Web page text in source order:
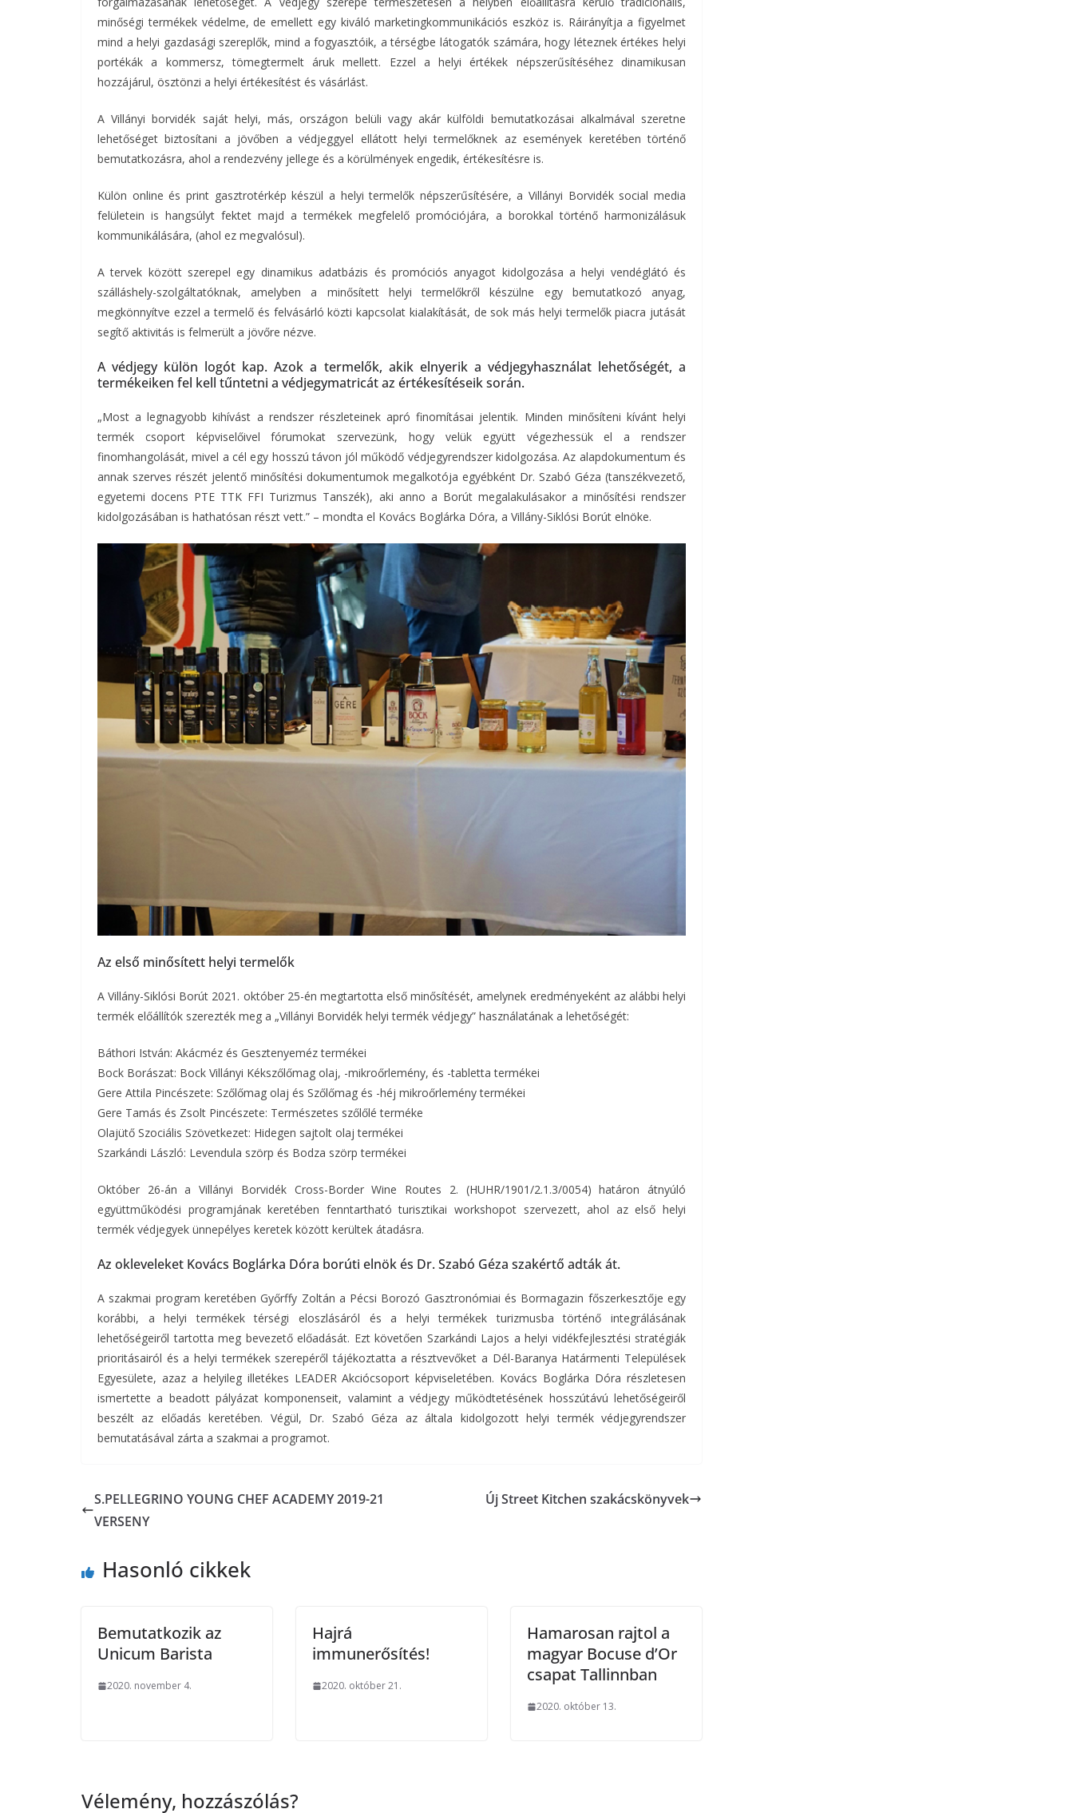
minőségi termékek védelme, de emellett egy kiváló marketingkommunikációs eszköz is. Ráirányítja a figyelmet
mind a helyi gazdasági szereplők, mind a fogyasztóik, a térségbe látogatók számára, hogy léteznek értékes helyi
portékák a kommersz, tömegtermelt áruk mellett. Ezzel a helyi értékek népszerűsítéséhez dinamikusan
hozzájárul, ösztönzi a helyi értékesítést és vásárlást.
A Villányi borvidék saját helyi, más, országon belüli vagy akár külföldi bemutatkozásai alkalmával szeretne
lehetőséget biztosítani a jövőben a védjeggyel ellátott helyi termelőknek az események keretében történő
bemutatkozásra, ahol a rendezvény jellege és a körülmények engedik, értékesítésre is.
Külön online és print gasztrotérkép készül a helyi termelők népszerűsítésére, a Villányi Borvidék social media
felületein is hangsúlyt fektet majd a termékek megfelelő promóciójára, a borokkal történő harmonizálásuk
kommunikálására, (ahol ez megvalósul).
A tervek között szerepel egy dinamikus adatbázis és promóciós anyagot kidolgozása a helyi vendéglátó és
szálláshely-szolgáltatóknak, amelyben a minősített helyi termelőkről készülne egy bemutatkozó anyag,
megkönnyítve ezzel a termelő és felvásárló közti kapcsolat kialakítását, de sok más helyi termelők piacra jutását
segítő aktivitás is felmerült a jövőre nézve.
A védjegy külön logót kap. Azok a termelők, akik elnyerik a védjegyhasználat lehetőségét, a
termékeiken fel kell tűntetni a védjegymatricát az értékesítéseik során.
„Most a legnagyobb kihívást a rendszer részleteinek apró finomításai jelentik. Minden minősíteni kívánt helyi
termék csoport képviselőivel fórumokat szervezünk, hogy velük együtt végezhessük el a rendszer
finomhangolását, mivel a cél egy hosszú távon jól működő védjegyrendszer kidolgozása. Az alapdokumentum és
annak szerves részét jelentő minősítési dokumentumok megalkotója egyébként Dr. Szabó Géza (tanszékvezető,
egyetemi docens PTE TTK FFI Turizmus Tanszék), aki anno a Borút megalakulásakor a minősítési rendszer
kidolgozásában is hathatósan részt vett.” – mondta el Kovács Boglárka Dóra, a Villány-Siklósi Borút elnöke.
Az első minősített helyi termelők
A Villány-Siklósi Borút 2021. október 25-én megtartotta első minősítését, amelynek eredményeként az alábbi helyi
termék előállítók szerezték meg a „Villányi Borvidék helyi termék védjegy” használatának a lehetőségét:
Báthori István: Akácméz és Gesztenyeméz termékei
Bock Borászat: Bock Villányi Kékszőlőmag olaj, -mikroőrlemény, és -tabletta termékei
Gere Attila Pincészete: Szőlőmag olaj és Szőlőmag és -héj mikroőrlemény termékei
Gere Tamás és Zsolt Pincészete: Természetes szőlőlé terméke
Olajütő Szociális Szövetkezet: Hidegen sajtolt olaj termékei
Szarkándi László: Levendula szörp és Bodza szörp termékei
Október 26-án a Villányi Borvidék Cross-Border Wine Routes 2. (HUHR/1901/2.1.3/0054) határon átnyúló
együttműködési programjának keretében fenntartható turisztikai workshopot szervezett, ahol az első helyi
termék védjegyek ünnepélyes keretek között kerültek átadásra.
Az okleveleket Kovács Boglárka Dóra borúti elnök és Dr. Szabó Géza szakértő adták át.
A szakmai program keretében Győrffy Zoltán a Pécsi Borozó Gasztronómiai és Bormagazin főszerkesztője egy
korábbi, a helyi termékek térségi eloszlásáról és a helyi termékek turizmusba történő integrálásának
lehetőségeiről tartotta meg bevezető előadását. Ezt követően Szarkándi Lajos a helyi vidékfejlesztési stratégiák
prioritásairól és a helyi termékek szerepéről tájékoztatta a résztvevőket a Dél-Baranya Határmenti Települések
Egyesülete, azaz a helyileg illetékes LEADER Akciócsoport képviseletében. Kovács Boglárka Dóra részletesen
ismertette a beadott pályázat komponenseit, valamint a védjegy működtetésének hosszútávú lehetőségeiről
beszélt az előadás keretében. Végül, Dr. Szabó Géza az általa kidolgozott helyi termék védjegyrendszer
bemutatásával zárta a szakmai a programot.
S.PELLEGRINO YOUNG CHEF ACADEMY 2019-21
VERSENY
Új Street Kitchen szakácskönyvek
Hasonló cikkek
Bemutatkozik az
Unicum Barista
2020. november 4.
Hajrá
immunerősítés!
2020. október 21.
Hamarosan rajtol a
magyar Bocuse d’Or
csapat Tallinnban
2020. október 13.
Vélemény, hozzászólás?